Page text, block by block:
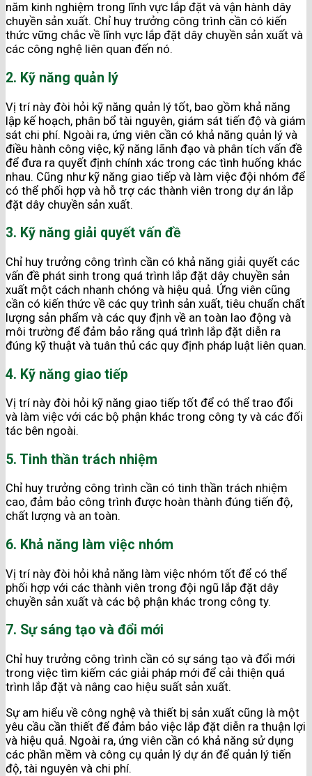
năm kinh nghiệm trong lĩnh vực lắp đặt và vận hành dây
chuyền sản xuất. Chỉ huy trưởng công trình cần có kiến
thức vững chắc về lĩnh vực lắp đặt dây chuyền sản xuất và
các công nghệ liên quan đến nó.
2. Kỹ năng quản lý
Vị trí này đòi hỏi kỹ năng quản lý tốt, bao gồm khả năng
lập kế hoạch, phân bổ tài nguyên, giám sát tiến độ và giám
sát chi phí. Ngoài ra, ứng viên cần có khả năng quản lý và
điều hành công việc, kỹ năng lãnh đạo và phân tích vấn đề
để đưa ra quyết định chính xác trong các tình huống khác
nhau. Cũng như kỹ năng giao tiếp và làm việc đội nhóm để
có thể phối hợp và hỗ trợ các thành viên trong dự án lắp
đặt dây chuyền sản xuất.
3. Kỹ năng giải quyết vấn đề
Chỉ huy trưởng công trình cần có khả năng giải quyết các
vấn đề phát sinh trong quá trình lắp đặt dây chuyền sản
xuất một cách nhanh chóng và hiệu quả. Ứng viên cũng
cần có kiến thức về các quy trình sản xuất, tiêu chuẩn chất
lượng sản phẩm và các quy định về an toàn lao động và
môi trường để đảm bảo rằng quá trình lắp đặt diễn ra
đúng kỹ thuật và tuân thủ các quy định pháp luật liên quan.
4. Kỹ năng giao tiếp
Vị trí này đòi hỏi kỹ năng giao tiếp tốt để có thể trao đổi
và làm việc với các bộ phận khác trong công ty và các đối
tác bên ngoài.
5. Tinh thần trách nhiệm
Chỉ huy trưởng công trình cần có tinh thần trách nhiệm
cao, đảm bảo công trình được hoàn thành đúng tiến độ,
chất lượng và an toàn.
6. Khả năng làm việc nhóm
Vị trí này đòi hỏi khả năng làm việc nhóm tốt để có thể
phối hợp với các thành viên trong đội ngũ lắp đặt dây
chuyền sản xuất và các bộ phận khác trong công ty.
7. Sự sáng tạo và đổi mới
Chỉ huy trưởng công trình cần có sự sáng tạo và đổi mới
trong việc tìm kiếm các giải pháp mới để cải thiện quá
trình lắp đặt và nâng cao hiệu suất sản xuất.
Sự am hiểu về công nghệ và thiết bị sản xuất cũng là một
yêu cầu cần thiết để đảm bảo việc lắp đặt diễn ra thuận lợi
và hiệu quả. Ngoài ra, ứng viên cần có khả năng sử dụng
các phần mềm và công cụ quản lý dự án để quản lý tiến
độ, tài nguyên và chi phí.